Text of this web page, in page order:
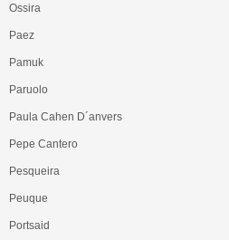
Ossira
Paez
Pamuk
Paruolo
Paula Cahen D´anvers
Pepe Cantero
Pesqueira
Peuque
Portsaid